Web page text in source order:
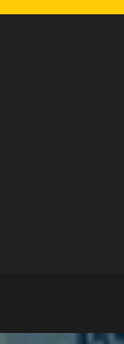
Skip